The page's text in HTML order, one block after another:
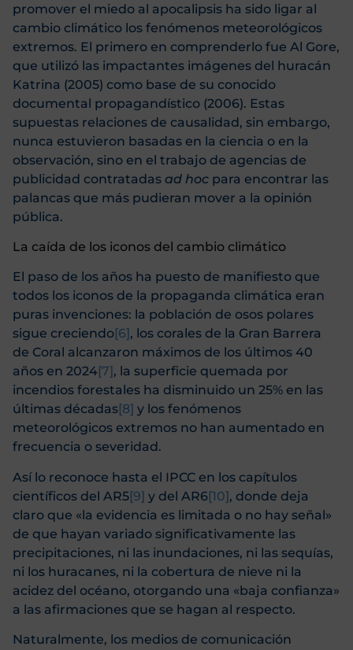
promover el miedo al apocalipsis ha sido ligar al
cambio climático los fenómenos meteorológicos
extremos. El primero en comprenderlo fue Al Gore,
que utilizó las impactantes imágenes del huracán
Katrina (2005) como base de su conocido
documental propagandístico (2006). Estas
supuestas relaciones de causalidad, sin embargo,
nunca estuvieron basadas en la ciencia o en la
observación, sino en el trabajo de agencias de
publicidad contratadas ad hoc para encontrar las
palancas que más pudieran mover a la opinión
pública.
La caída de los iconos del cambio climático
El paso de los años ha puesto de manifiesto que
todos los iconos de la propaganda climática eran
puras invenciones: la población de osos polares
sigue creciendo[6] , los corales de la Gran Barrera
de Coral alcanzaron máximos de los últimos 40
años en 2024[7] , la superficie quemada por
incendios forestales ha disminuido un 25% en las
últimas décadas[8] y los fenómenos
meteorológicos extremos no han aumentado en
frecuencia o severidad.
Así lo reconoce hasta el IPCC en los capítulos
científicos del AR5[9] y del AR6[10], donde deja
claro que «la evidencia es limitada o no hay señal»
de que hayan variado significativamente las
precipitaciones, ni las inundaciones, ni las sequías,
ni los huracanes, ni la cobertura de nieve ni la
acidez del océano, otorgando una «baja confianza»
a las afirmaciones que se hagan al respecto.
Naturalmente, los medios de comunicación